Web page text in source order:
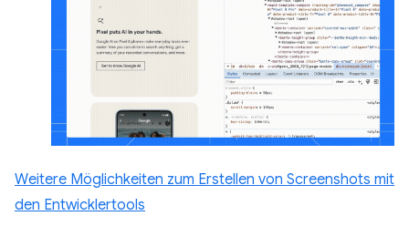
Weitere Möglichkeiten zum Erstellen von Screenshots mit
den Entwicklertools